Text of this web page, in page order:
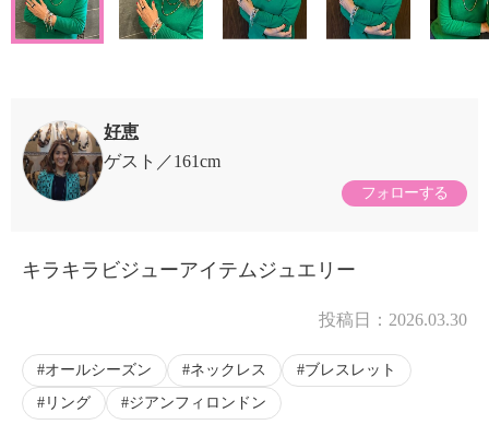
好恵
ゲスト
161cm
フォローする
キラキラビジューアイテムジュエリー
投稿日： 2026.03.30
オールシーズン ネックレス
ブレスレット
リング
ジアンフィロンドン